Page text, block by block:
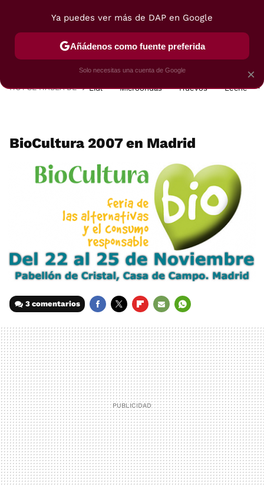
POSTRES VIAJES SELECCIÓN VEGUI
HOY SE HABLA DE Lidl Microondas Huevos Leche
BioCultura 2007 en Madrid
3 comentarios
MAIL
×
Ya puedes ver más de DAP en Google
Añádenos como fuente preferida
Solo necesitas una cuenta de Google